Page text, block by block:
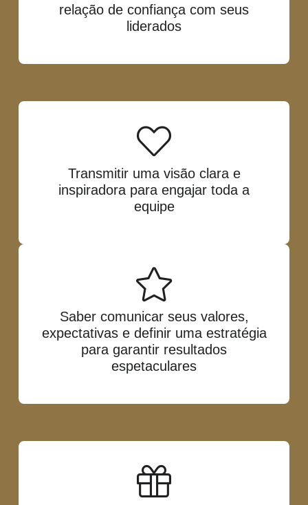
relação de confiança com seus
liderados
Transmitir uma visão clara e
inspiradora para engajar toda a
equipe
Saber comunicar seus valores,
expectativas e definir uma estratégia
para garantir resultados
espetaculares